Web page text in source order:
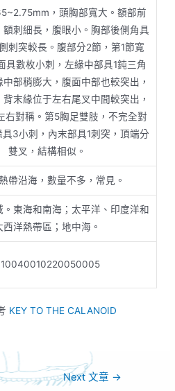
，頭胸部寬大。額部前
額刺細長，腹眼小。胸部後側角具
刺突較長。腹部分2節，第1節寬
具數枚小刺，左緣中部具1鈍三角
部稍膨大，腹面中部也較突出，
末緣位于左右尾叉中間較突出，
右對稱。第5胸足雙肢，不完全對
3小刺，內末部具1刺突，頂端分
雙叉，結構相似。
帶沿海，數量不多，常見。
。東海和南海；太平洋、印度洋和
西洋熱帶區；地中海。
KEY TO THE CALANOID
Next 文章 →